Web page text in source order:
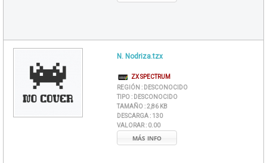
N. Nodriza.tzx
ZX SPECTRUM
REGIÓN : DESCONOCIDO
TIPO : DESCONOCIDO
TAMAÑO :2,86 KB
DESCARGA : 130
VALORAR : 0.00
MÁS INFO